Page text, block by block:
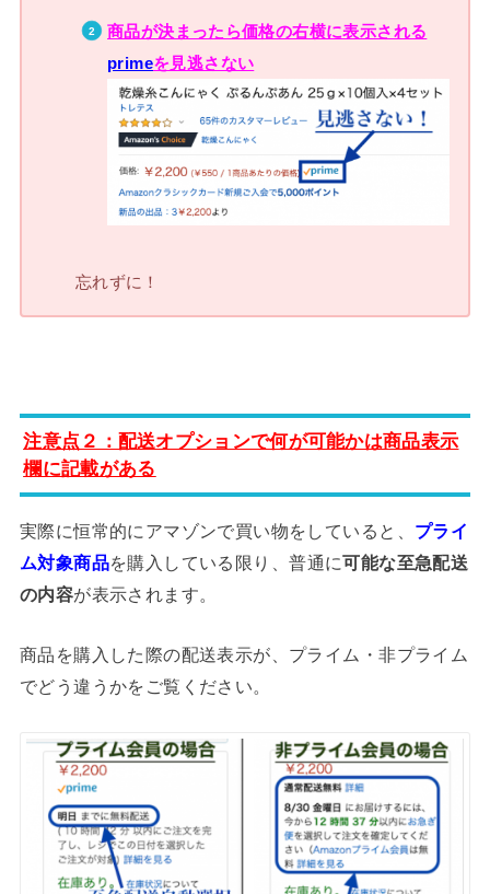
商品が決まったら価格の右横に表示される
primeを見逃さない
忘れずに！
注意点２：配送オプションで何が可能かは商品表示
欄に記載がある
実際に恒常的にアマゾンで買い物をしていると、 プライ
ム対象商品を購入している限り、普通に可能な至急配送
の内容が表示されます。
商品を購入した際の配送表示が、プライム・非プライム
でどう違うかをご覧ください。